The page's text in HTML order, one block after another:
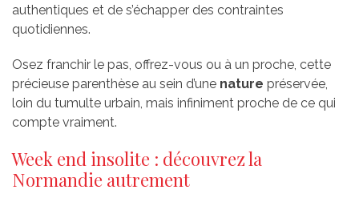
authentiques et de s’échapper des contraintes
quotidiennes.
Osez franchir le pas, offrez-vous ou à un proche, cette
précieuse parenthèse au sein d’une nature préservée,
loin du tumulte urbain, mais infiniment proche de ce qui
compte vraiment.
Week end insolite : découvrez la
Normandie autrement